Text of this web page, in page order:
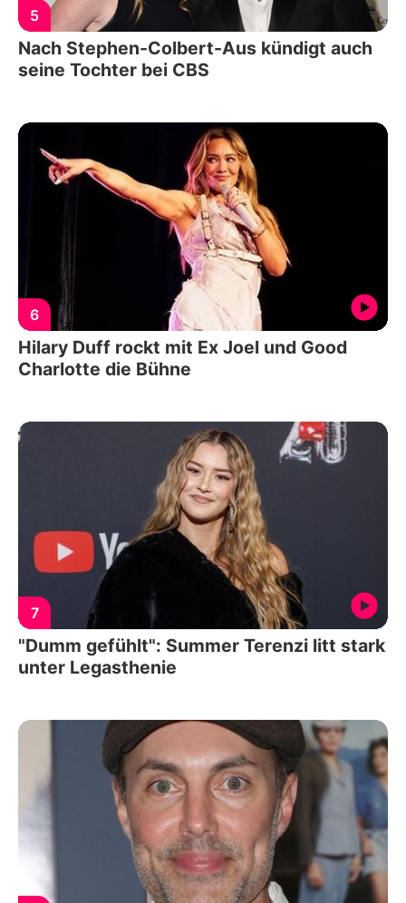
5
Nach Stephen-Colbert-Aus kündigt auch
seine Tochter bei CBS
6
Hilary Duff rockt mit Ex Joel und Good
Charlotte die Bühne
7
"Dumm gefühlt": Summer Terenzi litt stark
unter Legasthenie